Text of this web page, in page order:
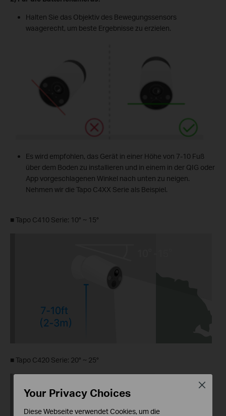
Halten Sie das Objektiv des Bewegungssensors
waagerecht, um beste Ergebnisse zu erzielen.
Es wird empfohlen, das Gerät in einer Höhe von 7-10 Fuß
über dem Boden zu installieren und in einem in der QIG oder
App vorgeschlagenen Winkel nach unten zu neigen.
Nehmen wir die Tapo C4XX Serie als Beispiel.
■ Tapo C410 Serie: 10° ~ 15°
■ Tapo C420 Serie: 20° ~ 25°
Your Privacy Choices
Diese Webseite verwendet Cookies, um die
Close